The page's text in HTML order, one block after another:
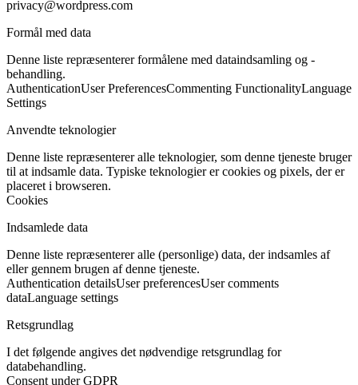
privacy@wordpress.com
Formål med data
Denne liste repræsenterer formålene med dataindsamling og -
behandling.
AuthenticationUser PreferencesCommenting FunctionalityLanguage
Settings
Anvendte teknologier
Denne liste repræsenterer alle teknologier, som denne tjeneste bruger
til at indsamle data. Typiske teknologier er cookies og pixels, der er
placeret i browseren.
Cookies
Indsamlede data
Denne liste repræsenterer alle (personlige) data, der indsamles af
eller gennem brugen af denne tjeneste.
Authentication detailsUser preferencesUser comments
dataLanguage settings
Retsgrundlag
I det følgende angives det nødvendige retsgrundlag for
databehandling.
Consent under GDPR